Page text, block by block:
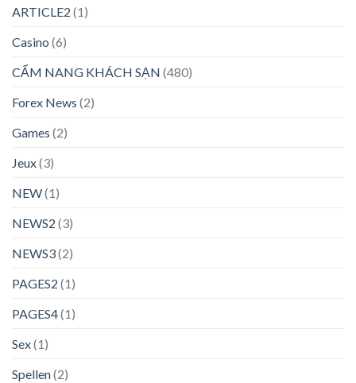
ARTICLE2 (1)
Casino (6)
CẨM NANG KHÁCH SẠN (480)
Forex News (2)
Games (2)
Jeux(3)
NEW(1)
NEWS2 (3)
NEWS3(2)
PAGES2 (1)
PAGES4(1)
Sex(1)
Spellen(2)